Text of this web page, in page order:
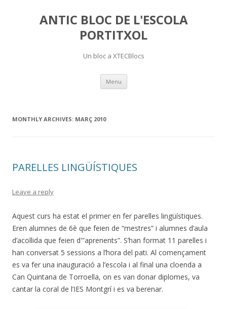
ANTIC BLOC DE L'ESCOLA
PORTITXOL
Un bloc a XTECBlocs
Menu Skip
content
MONTHLY ARCHIVES: MARÇ 2010
PARELLES LINGÜÍSTIQUES
Leave a reply
Aquest curs ha estat el primer en fer parelles lingüístiques.
Eren alumnes de 6è que feien de “mestres” i alumnes d’aula
d’acollida que feien d'”aprenents”. S’han format 11 parelles i
han conversat 5 sessions a l’hora del pati. Al començament
es va fer una inauguració a l’escola i al final una cloenda a
Can Quintana de Torroella, on es van donar diplomes, va
cantar la coral de l’IES Montgrí i es va berenar.